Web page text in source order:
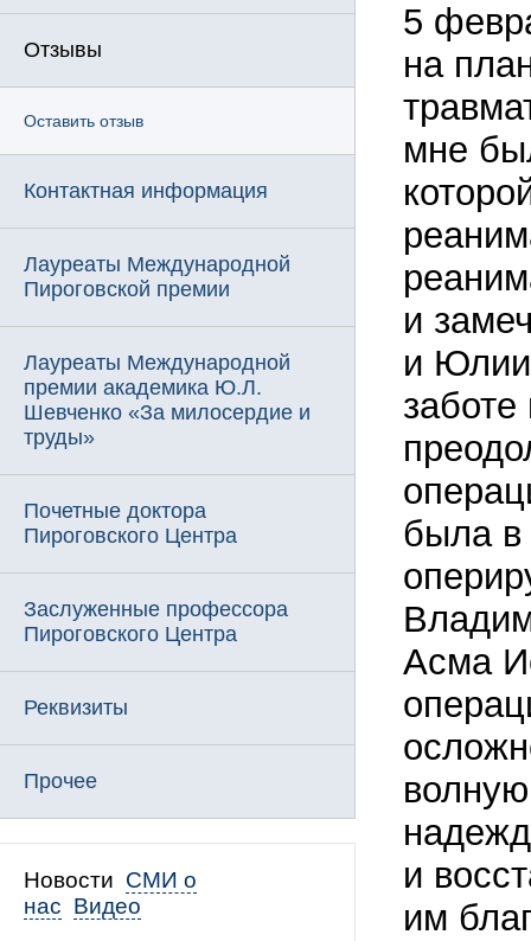
Отзывы
Оставить отзыв
Контактная информация
Лауреаты Международной
Пироговской премии
Лауреаты Международной
премии академика Ю.Л.
Шевченко «За милосердие и
труды»
Почетные доктора
Пироговского Центра
Заслуженные профессора
Пироговского Центра
Реквизиты
Прочее
Новости СМИ о
нас Видео
5
на
мне
и
и
была в
Асма
и
им